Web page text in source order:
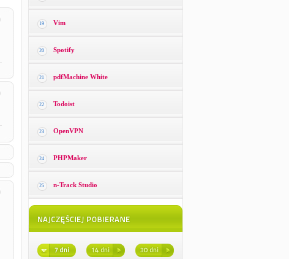
19 Vim
20 Spotify
21 pdfMachine White
22 Todoist
23 OpenVPN
24 PHPMaker
25 n-Track Studio